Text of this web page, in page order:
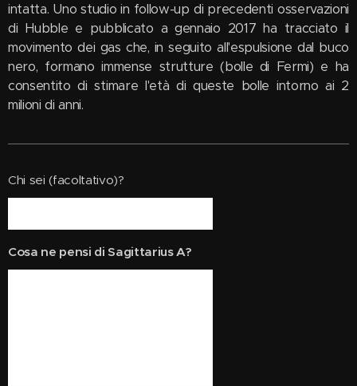
intatta. Uno studio in follow-up di precedenti osservazioni
di Hubble e pubblicato a gennaio 2017 ha tracciato il
movimento dei gas che, in seguito all'espulsione dal buco
nero, formano immense strutture (bolle di Fermi) e ha
consentito di stimare l'età di queste bolle intorno ai 2
milioni di anni.
Chi sei (facoltativo)?
Cosa ne pensi di Sagittarius A?